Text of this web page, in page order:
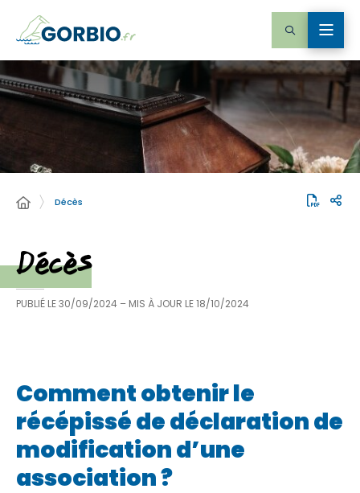
Décès
Décès
PUBLIÉ LE30/09/2024 – MIS À JOUR LE18/10/2024
Comment obtenir le
récépissé de déclaration de
modification d’une
association ?